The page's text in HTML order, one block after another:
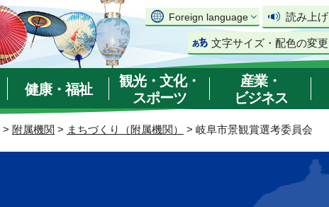
Foreign language 読み上げ
文字サイズ・配色の変更
健康・福祉
観光・文化・
スポーツ
産業・
ビジネス
> 附属機関 > まちづくり（附属機関） > 岐阜市景観賞選考委員会